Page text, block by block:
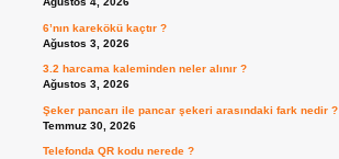
6’nın karekökü kaçtır ?
Ağustos 3, 2026
3.2 harcama kaleminden neler alınır ?
Ağustos 3, 2026
Şeker pancarı ile pancar şekeri arasındaki fark nedir ?
Temmuz 30, 2026
Telefonda QR kodu nerede ?